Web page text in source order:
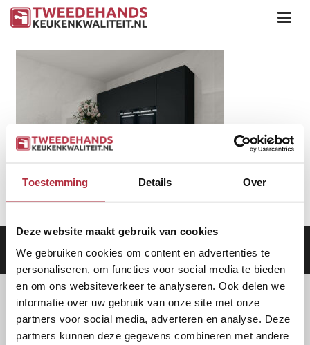
Toestemming Details Over
Deze website maakt gebruik van cookies
We gebruiken cookies om content en advertenties te
personaliseren, om functies voor social media te bieden
en om ons websiteverkeer te analyseren. Ook delen we
informatie over uw gebruik van onze site met onze
partners voor social media, adverteren en analyse. Deze
partners kunnen deze gegevens combineren met andere
Aanbod|Keukens|Levering|Garantie|Privacy Beleid